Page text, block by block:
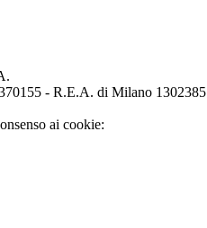
- R.E.A. di Milano 1302385
ai cookie: